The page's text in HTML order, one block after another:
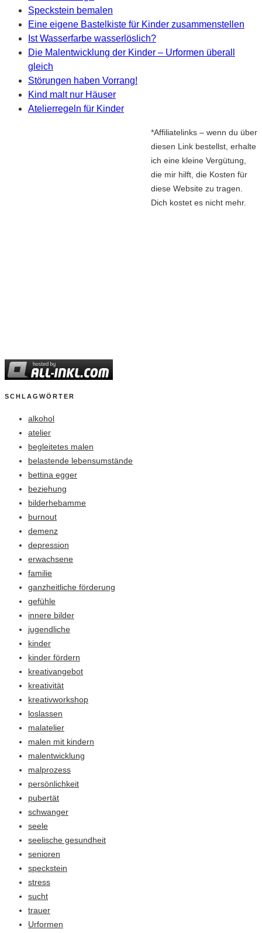
Speckstein bemalen
Eine eigene Bastelkiste für Kinder zusammenstellen
Ist Wasserfarbe wasserlöslich?
Die Malentwicklung der Kinder – Urformen überall
gleich
Störungen haben Vorrang!
Kind malt nur Häuser
Atelierregeln für Kinder
*Affiliatelinks – wenn du über
diesen Link bestellst, erhalte
ich eine kleine Vergütung,
die mir hilft, die Kosten für
diese Website zu tragen.
Dich kostet es nicht mehr.
SCHLAGWÖRTER
alkohol
atelier
begleitetes malen
belastende lebensumstände
bettina egger
beziehung
bilderhebamme
burnout
demenz
depression
erwachsene
familie
ganzheitliche förderung
gefühle
innere bilder
jugendliche
kinder
kinder fördern
kreativangebot
kreativität
kreativworkshop
loslassen
malatelier
malen mit kindern
malentwicklung
malprozess
persönlichkeit
pubertät
schwanger
seele
seelische gesundheit
senioren
speckstein
stress
sucht
trauer
Urformen